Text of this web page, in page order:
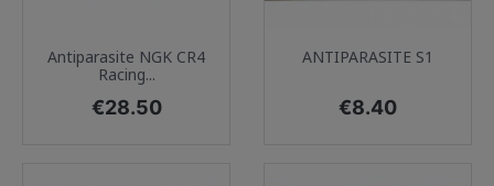
Antiparasite NGK CR4
Racing...
Price
€28.50
ANTIPARASITE S1
Price
€8.40